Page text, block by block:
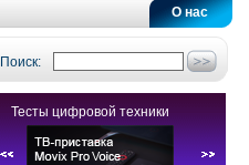
О нас
Поиск:
Тесты цифровой техники